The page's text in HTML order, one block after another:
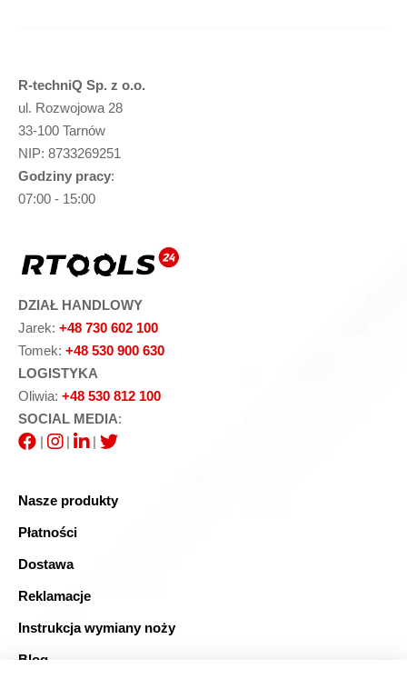
R-techniQ Sp. z o.o.
ul. Rozwojowa 28
33-100 Tarnów
NIP: 8733269251
Godziny pracy:
07:00 - 15:00
DZIAŁ HANDLOWY
Jarek: +48 730 602 100
Tomek: +48 530 900 630
LOGISTYKA
Oliwia: +48 530 812 100
SOCIAL MEDIA:
|
| |
Nasze produkty
Płatności
Dostawa
Reklamacje
Instrukcja wymiany noży
Blog